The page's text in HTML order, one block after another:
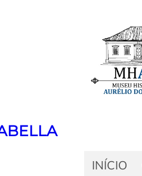
INÍCIO